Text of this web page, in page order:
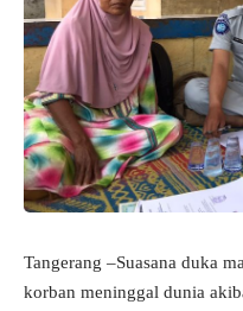
Tangerang –Suasana duka
korban meninggal dunia